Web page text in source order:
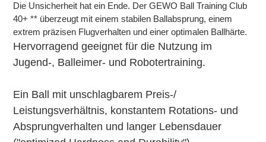
Die Unsicherheit hat ein Ende. Der GEWO Ball Training Club
40+ ** überzeugt mit einem stabilen Ballabsprung, einem
extrem präzisen Flugverhalten und einer optimalen Ballhärte.
Hervorragend geeignet für die Nutzung im
Jugend-, Balleimer- und Robotertraining.
Ein Ball mit unschlagbarem Preis-/
Leistungsverhältnis, konstantem Rotations- und
Absprungverhalten und langer Lebensdauer